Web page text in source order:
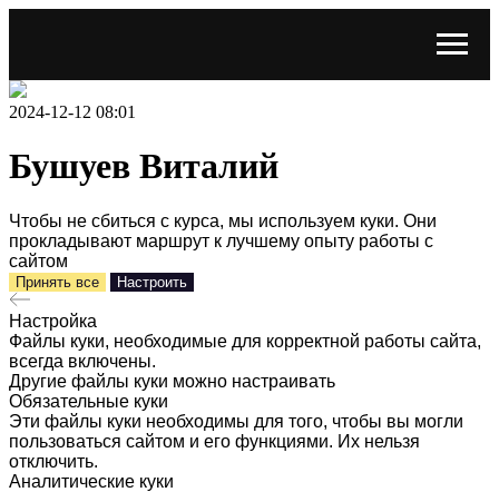
2024-12-12 08:01
Бушуев Виталий
Чтобы не сбиться с курса, мы используем куки. Они
прокладывают маршрут к лучшему опыту работы с
сайтом
Принять все Настроить
Настройка
Файлы куки, необходимые для корректной работы сайта,
всегда включены.
Другие файлы куки можно настраивать
Обязательные куки
Эти файлы куки необходимы для того, чтобы вы могли
пользоваться сайтом и его функциями. Их нельзя
отключить.
Аналитические куки